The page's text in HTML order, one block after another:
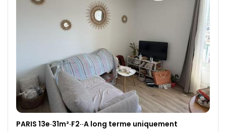
PARIS 13e·31m²·F2··A long terme uniquement